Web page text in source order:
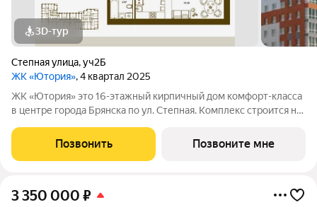
3D-тур
Степная улица,уч2Б
ЖК «Ютория», 4 квартал 2025
ЖК «Ютория» это 16-этажный кирпичный дом комфорт-класса
в центре города Брянска по ул. Степная. Комплекс строится на
факультета БГУ. Это один из самых быстроразвивающихся,
комфортабельных
Позвонить Позвоните мне
3 350 000 ₽